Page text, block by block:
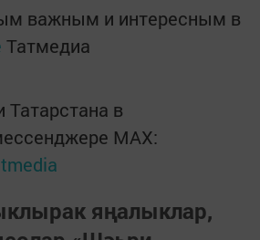
важным и интересным в
Татмедиа
Татарстана в
MАХ:
яңалыклар,